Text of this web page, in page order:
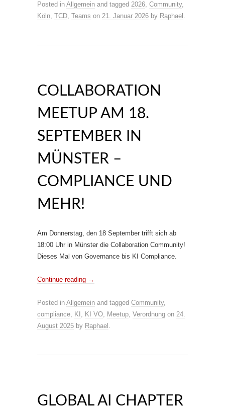
Posted in Allgemein and tagged 2026, Community,
Köln, TCD, Teams on 21. Januar 2026 by Raphael .
COLLABORATION
MEETUP AM 18.
SEPTEMBER IN
MÜNSTER –
COMPLIANCE UND
MEHR!
Am Donnerstag, den 18 September trifft sich ab
18:00 Uhr in Münster die Collaboration Community!
Dieses Mal von Governance bis KI Compliance.
Continue reading →
Posted in Allgemein and tagged Community,
compliance, KI , KI VO, Meetup, Verordnung on 24.
August 2025 by Raphael .
GLOBAL AI CHAPTER